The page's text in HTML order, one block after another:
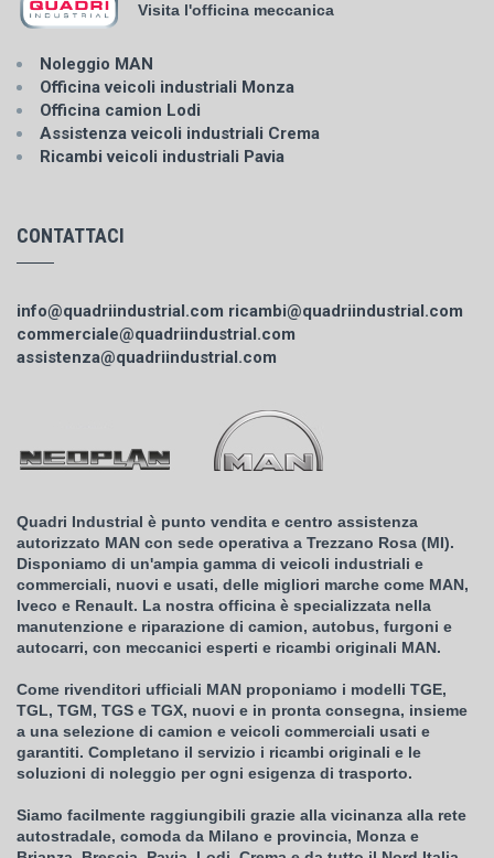
Visita l'officina meccanica
Noleggio MAN
Officina veicoli industriali Monza
Officina camion Lodi
Assistenza veicoli industriali Crema
Ricambi veicoli industriali Pavia
CONTATTACI
info@quadriindustrial.com ricambi@quadriindustrial.com
commerciale@quadriindustrial.com
assistenza@quadriindustrial.com
Quadri Industrial è punto vendita e centro assistenza
autorizzato MAN con sede operativa a Trezzano Rosa (MI).
Disponiamo di un'ampia gamma di veicoli industriali e
commerciali, nuovi e usati, delle migliori marche come MAN,
Iveco e Renault. La nostra officina è specializzata nella
manutenzione e riparazione di camion, autobus, furgoni e
autocarri, con meccanici esperti e ricambi originali MAN.
Come rivenditori ufficiali MAN proponiamo i modelli TGE,
TGL, TGM, TGS e TGX, nuovi e in pronta consegna, insieme
a una selezione di camion e veicoli commerciali usati e
garantiti. Completano il servizio i ricambi originali e le
soluzioni di noleggio per ogni esigenza di trasporto.
Siamo facilmente raggiungibili grazie alla vicinanza alla rete
autostradale, comoda da Milano e provincia, Monza e